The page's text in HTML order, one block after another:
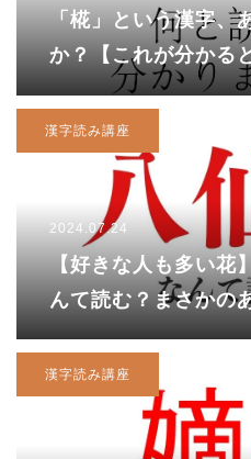
「椛」という漢字、
か？【これが分かる
の植物に対して蘊蓄
ます！】
漢字読み講座
2024.07.24
【好きな人も多い花
んて読む？まさか
漢字読み講座